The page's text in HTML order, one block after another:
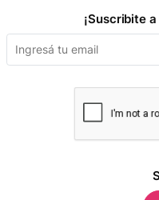
¡Suscribite